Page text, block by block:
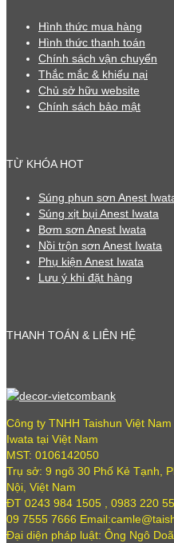
Hình thức mua hàng
Hình thức thanh toán
Chính sách vận chuyển
Thắc mắc & khiếu nại
Chủ sở hữu website
Chính sách bảo mật
TỪ KHÓA HOT
Súng phun sơn Anest
Súng xịt bụi Anest Iwata
Bơm sơn Anest Iwata
Nồi trộn sơn Anest Iwata
Phụ kiện Anest Iwata
Lưu ý khi đặt hàng
THANH TOÁN & LIÊN HỆ
Công ty TNHH Taishun Việt
Iwata tại Việt Nam
MST: 0106142050
Trụ sở: 9 ngõ 30 Phố Kẻ Tạnh,
Nội, Việt Nam
ĐT 0243 984 1505 , 0983 220
09 7555 7666
Đại diện pháp luật: Ông Ngô